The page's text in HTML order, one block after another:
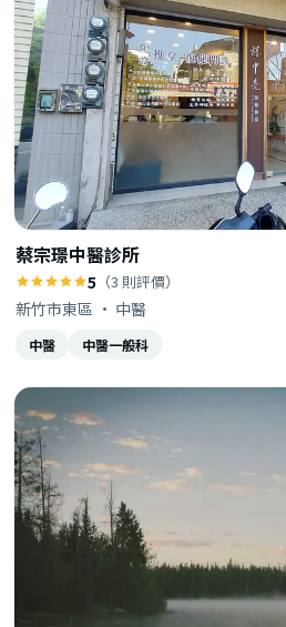
蔡宗璟中醫診所
5 （3 則評價）
新竹市東區 · 中醫
中醫 中醫一般科